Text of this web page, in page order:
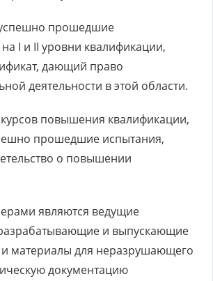
прошедшие
I и II уровни квалификации,
дающий право
деятельности в этой области.
повышения квалификации,
прошедшие испытания,
о повышении
являются ведущие
и выпускающие
материалы для неразрушающего
документацию